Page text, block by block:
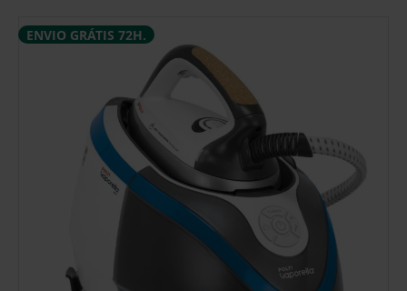
SALTAR
PARA
ENVIO GRÁTIS 72H.